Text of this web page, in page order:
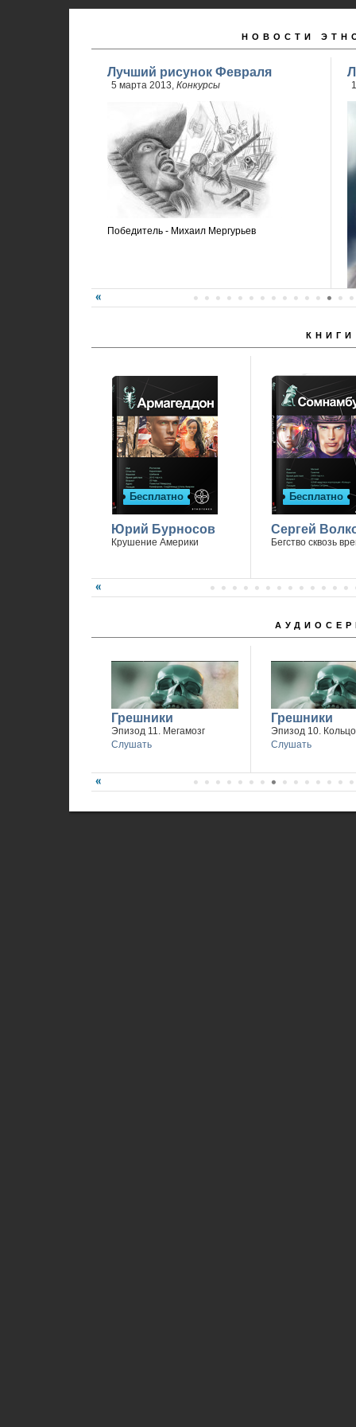
НОВОСТИ
Лучший рисунок Февраля
5 марта 2013, Конкурсы
Победитель - Михаил Мергурьев
КНИГИ
Бесплатно
Юрий Бурносов
Крушение Америки
Бесплатно
Сергей
Бегство сквозь
Грешники
Эпизод 11. Мегамозг
Слушать
Грешники
Эпизод 10. Кольцо
Слушать